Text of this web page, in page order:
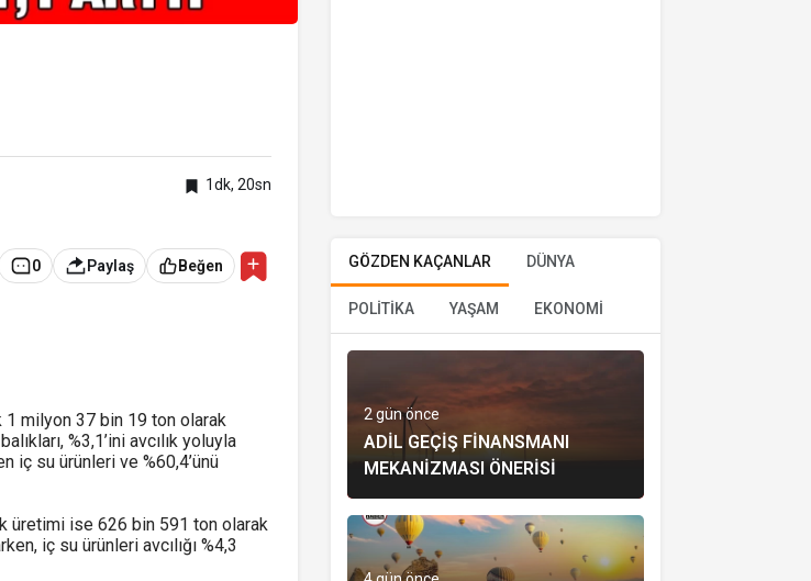
1dk, 20sn
0 Paylaş Beğen
1 milyon 37 bin 19 ton olarak
%3,1’ini avcılık yoluyla
iç su ürünleri ve %60,4’ünü
üretimi ise 626 bin 591 ton olarak
iç su ürünleri avcılığı %4,3
GÖZDEN KAÇANLAR DÜNYA
POLİTİKA YAŞAM EKONOMİ
2 gün önce
ADIL GEÇIŞ FINANSMANI
MEKANIZMASI ÖNERISI